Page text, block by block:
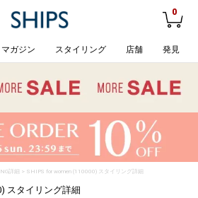
0
マガジン スタイリング 店舗 発見
詳細 > SHIPS for women (110000) スタイリング詳細
スタイリング詳細